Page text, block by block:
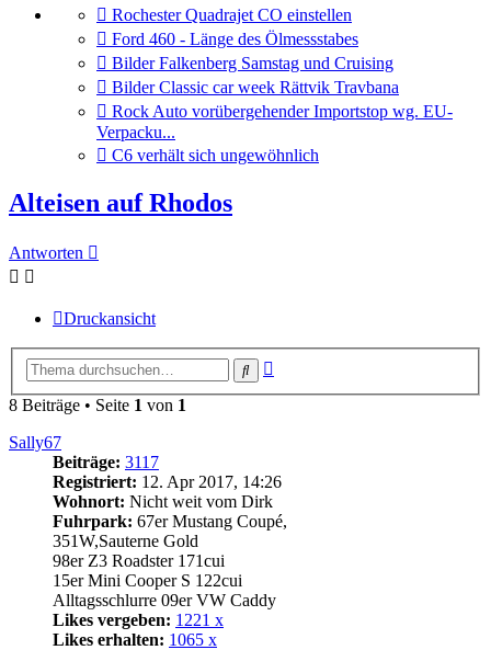
Gehe
zum
letzten
Beitrag
Rochester Quadrajet CO einstellen
Gehe
zum
letzten
Beitrag
Ford 460 - Länge des Ölmessstabes
Gehe
zum
letzten
Beitrag
Bilder Falkenberg Samstag und Cruising
Gehe
zum
letzten
Beitrag
Bilder Classic car week Rättvik Travbana
Gehe
zum
letzten
Beitrag
Rock Auto vorübergehender Importstop wg. EU-
Verpacku...
Gehe
letzten
Beitrag
C6 verhält sich ungewöhnlich
Alteisen auf Rhodos
Antworten
Druckansicht
Suche
8 Beiträge • Seite 1 von 1
Sally67
Beiträge: 3117
Registriert: 12. Apr 2017, 14:26
Wohnort: Nicht weit vom Dirk
Fuhrpark: 67er Mustang Coupé,
351W,Sauterne Gold
98er Z3 Roadster 171cui
15er Mini Cooper S 122cui
Alltagsschlurre 09er VW Caddy
Likes vergeben: 1221 x
Likes erhalten: 1065 x